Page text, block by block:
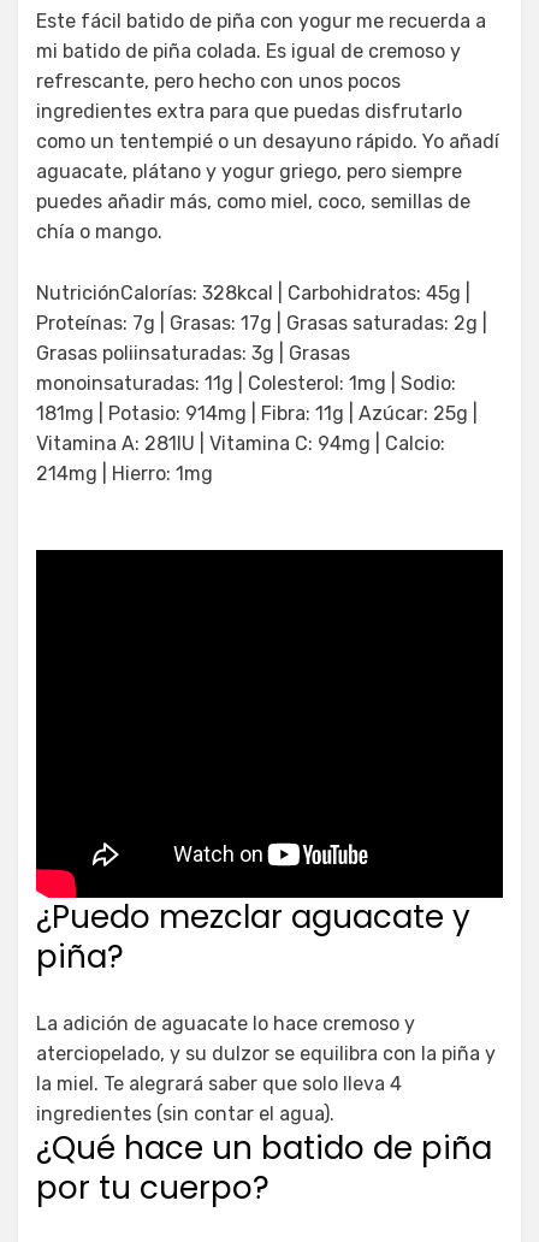
Este fácil batido de piña con yogur me recuerda a
mi batido de piña colada. Es igual de cremoso y
refrescante, pero hecho con unos pocos
ingredientes extra para que puedas disfrutarlo
como un tentempié o un desayuno rápido. Yo añadí
aguacate, plátano y yogur griego, pero siempre
puedes añadir más, como miel, coco, semillas de
chía o mango.
NutriciónCalorías: 328kcal | Carbohidratos: 45g |
Proteínas: 7g | Grasas: 17g | Grasas saturadas: 2g |
Grasas poliinsaturadas: 3g | Grasas
monoinsaturadas: 11g | Colesterol: 1mg | Sodio:
181mg | Potasio: 914mg | Fibra: 11g | Azúcar: 25g |
Vitamina A: 281IU | Vitamina C: 94mg | Calcio:
214mg | Hierro: 1mg
¿Puedo mezclar aguacate y
piña?
La adición de aguacate lo hace cremoso y
aterciopelado, y su dulzor se equilibra con la piña y
la miel. Te alegrará saber que solo lleva 4
ingredientes (sin contar el agua).
¿Qué hace un batido de piña
por tu cuerpo?